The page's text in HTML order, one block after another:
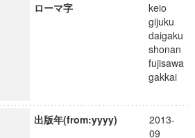
ローマ字
keio
gijuku
daigaku
shonan
fujisawa
gakkai
出版年(from:yyyy)
2013-
09